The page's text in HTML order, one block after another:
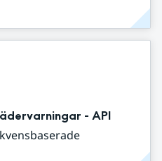
- API